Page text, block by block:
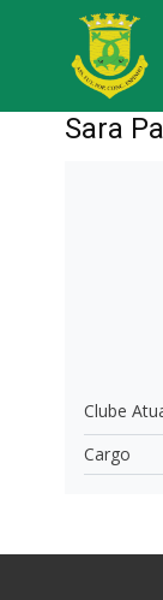
Sara
Clube
Cargo